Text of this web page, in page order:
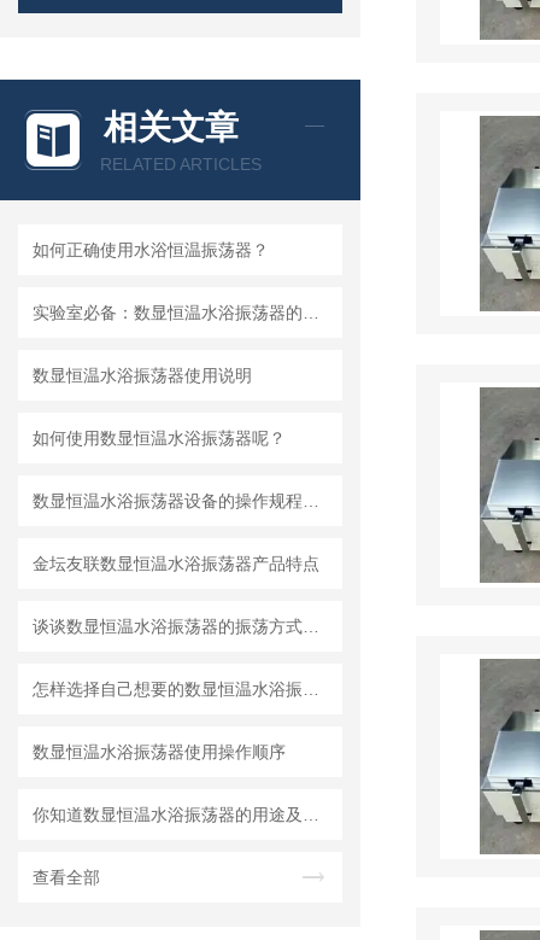
相关文章
RELATED ARTICLES
如何正确使用水浴恒温振荡器？
数显恒温水浴振荡器使用说明
如何使用数显恒温水浴振荡器呢？
金坛友联数显恒温水浴振荡器产品特点
数显恒温水浴振荡器使用操作顺序
查看全部